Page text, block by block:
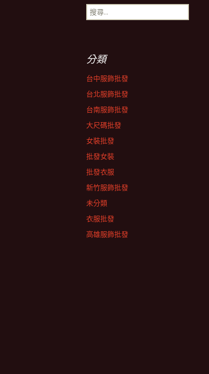
搜
尋
分類
台中服飾批發
台北服飾批發
台南服飾批發
大尺碼批發
女裝批發
批發女裝
批發衣服
新竹服飾批發
未分類
衣服批發
高雄服飾批發